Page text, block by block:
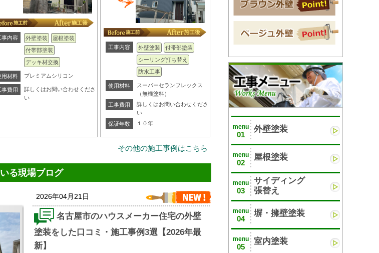
事内容 外壁塗装
屋根塗装
付帯部塗装
デッキ材交換
用材料 プレミアムシリコン
事費用
詳しくはお問い合わせくださ
い
工事内容 外壁塗装
付帯部塗装
シーリング打ち替え
防水工事
使用材料
スーパーセランフレックス
（無機塗料）
工事費用
詳しくはお問い合わせくださ
い
保証年数
１０年
その他の施工事例はこちら
る現場ブログ
2026年04月21日
名古屋市のハウスメーカー住宅の外壁
塗装をした口コミ・施工事例3選【2026年最
新】
menu
01
外壁塗装
menu
02
屋根塗装
menu
03
サイディング
張替え
menu
04
塀・擁壁塗装
menu
05
室内塗装